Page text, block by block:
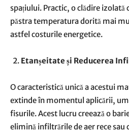
spațiului. Practic, o clădire izolată
păstra temperatura dorită mai
astfel costurile energetice.
Etanșeitate și Reducerea
O caracteristică unică a acestui
extinde în momentul aplicării,
fisurile. Acest lucru creează o
elimină infiltrările de aer rece sau